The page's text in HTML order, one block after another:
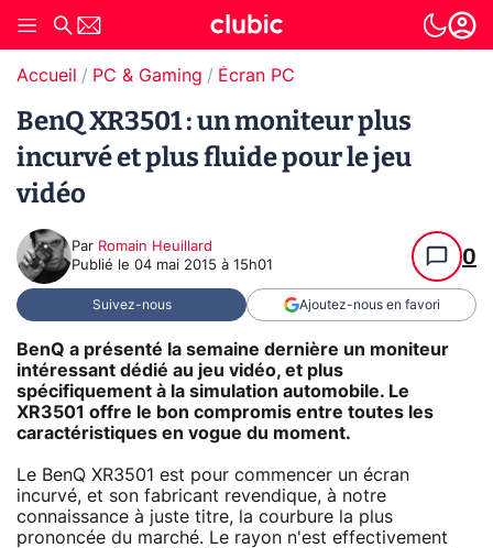
Accueil PC & Gaming Écran PC
BenQ XR3501 : un moniteur plus
incurvé et plus fluide pour le jeu
vidéo
Par Romain Heuillard
Publié le 04 mai 2015 à 15h01 0
Suivez-nous Ajoutez-nous en favori
BenQ a présenté la semaine dernière un moniteur
intéressant dédié au jeu vidéo, et plus
spécifiquement à la simulation automobile. Le
XR3501 offre le bon compromis entre toutes les
caractéristiques en vogue du moment.
Le BenQ XR3501 est pour commencer un écran
incurvé, et son fabricant revendique, à notre
connaissance à juste titre, la courbure la plus
prononcée du marché. Le rayon n'est effectivement